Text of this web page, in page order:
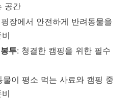
공간
장에서 안전하게 반려동물을
투: 청결한 캠핑을 위한 필수
물이 평소 먹는 사료와 캠핑 중